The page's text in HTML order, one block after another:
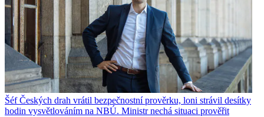
Šéf Českých drah vrátil bezpečnostní prověrku, loni strávil desítky
hodin vysvětlováním na NBÚ. Ministr nechá situaci prověřit